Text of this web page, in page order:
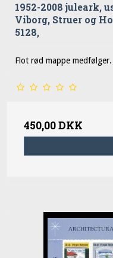
1952-2008 juleark,
Viborg, Struer og
5128,
Flot rød mappe medfølger.
450,00 DKK